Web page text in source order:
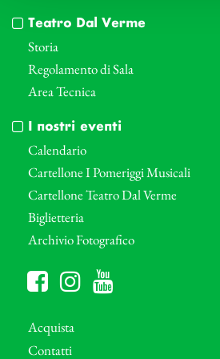
Teatro Dal Verme
Storia
Regolamento di Sala
Area Tecnica
I nostri eventi
Calendario
Cartellone I Pomeriggi Musicali
Cartellone Teatro Dal Verme
Biglietteria
Archivio Fotografico
Acquista
Contatti